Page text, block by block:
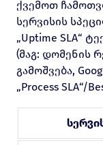
ქვემოთ
სერვისის
„Uptime SLA“
(მაგ: დომენის
გამოშვება,
„Process SLA“/